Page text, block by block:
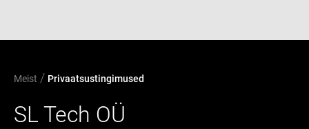
Meist / Privaatsustingimused
SL Tech OÜ